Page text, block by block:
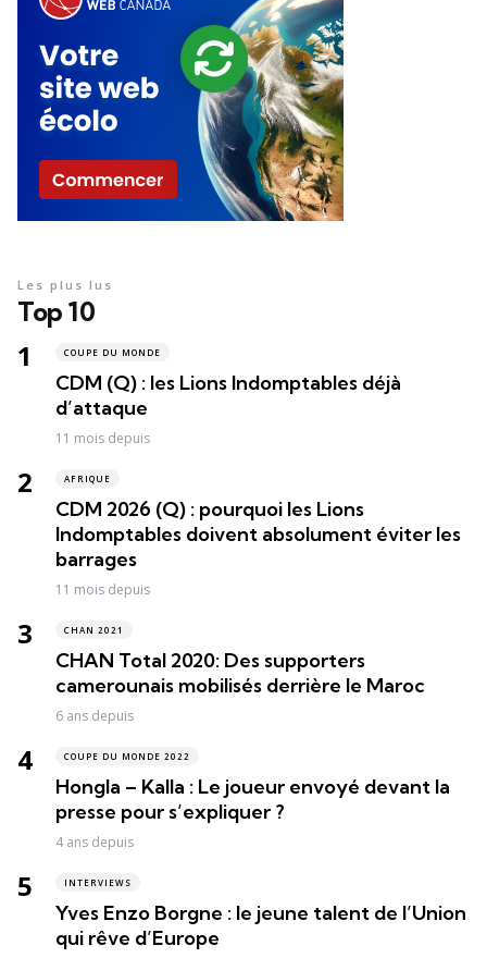
Top 10
Les plus lus
COUPE DU MONDE
CDM (Q) : les Lions Indomptables déjà
d’attaque
11 mois depuis
AFRIQUE
CDM 2026 (Q) : pourquoi les Lions
Indomptables doivent absolument éviter les
barrages
11 mois depuis
CHAN 2021
CHAN Total 2020: Des supporters
camerounais mobilisés derrière le Maroc
6 ans depuis
COUPE DU MONDE 2022
Hongla – Kalla : Le joueur envoyé devant la
presse pour s’expliquer ?
4 ans depuis
INTERVIEWS
Yves Enzo Borgne : le jeune talent de l’Union
qui rêve d’Europe